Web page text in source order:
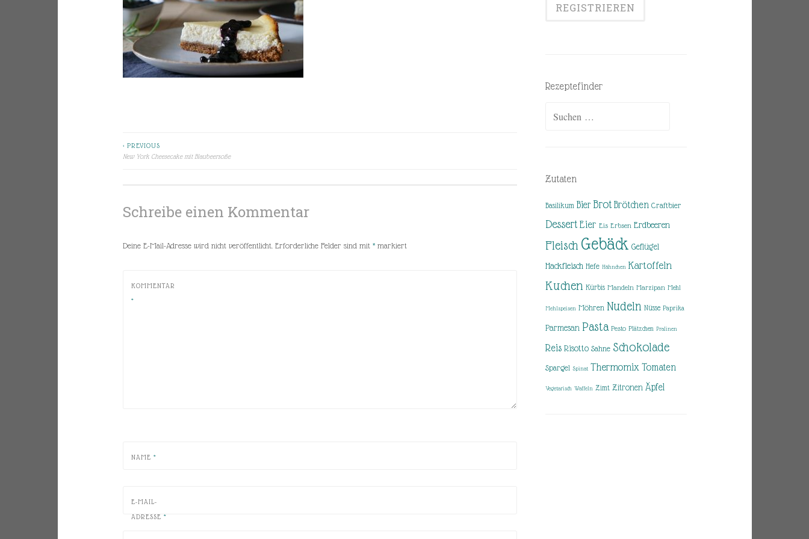
Beitragsnavigation
< PREVIOUS
New York Cheesecake mit Blaubeersoße
Schreibe einen Kommentar
Deine E-Mail-Adresse wird nicht veröffentlicht. Erforderliche Felder sind mit *markiert
KOMMENTAR
*
NAME *
E-MAIL-
ADRESSE *
Rezeptefinder
Zutaten
Basilikum Bier Brot Brötchen Craftbier
Dessert Eier Eis Erbsen Erdbeeren
Fleisch Gebäck Geflügel
Hackfleisch Hefe Hähnchen Kartoffeln
Kuchen Kürbis Mandeln Marzipan Mehl
Mehlspeisen Möhren Nudeln Nüsse Paprika
Parmesan Pasta Pesto Plätzchen Pralinen
Reis Risotto Sahne Schokolade
Spargel Spinat Thermomix Tomaten
Vegetarisch Waffeln Zimt Zitronen Äpfel